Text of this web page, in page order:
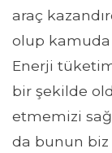
araç
olup kamuda
Enerji
bir şekilde
etmemizi
da bunun biz